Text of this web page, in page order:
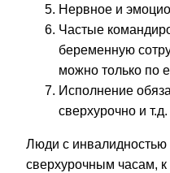
Нервное и
Частые
беременную
можно только по
Исполнение
сверхурочно и т.д.
Люди с инвалидностью
сверхурочным часам,